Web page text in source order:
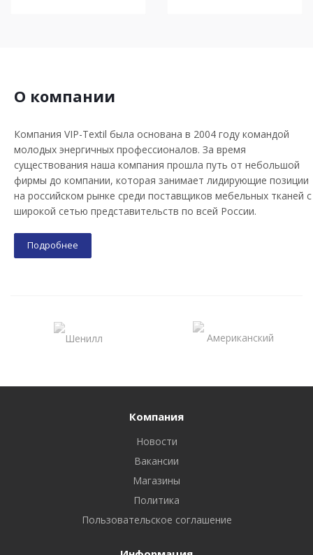
О компании
Компания VIP-Textil была основана в 2004 году командой
молодых энергичных профессионалов. За время
существования наша компания прошла путь от небольшой
фирмы до компании, которая занимает лидирующие позиции
на российском рынке среди поставщиков мебельных тканей с
широкой сетью представительств по всей России.
Подробнее
Компания
Новости
Вакансии
Магазины
Политика
Пользовательское соглашение